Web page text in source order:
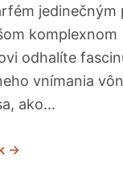
jedinečným
komplexnom
odhalíte
vnímania
ako...
→